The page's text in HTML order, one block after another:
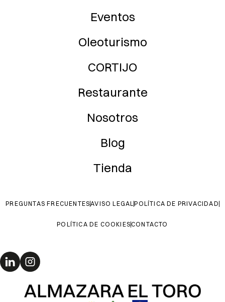
Eventos
Oleoturismo
CORTIJO
Restaurante
Nosotros
Blog
Tienda
PREGUNTAS FRECUENTESAVISO LEGALPOLÍTICA DE PRIVACIDAD
POLÍTICA DE COOKIESCONTACTO